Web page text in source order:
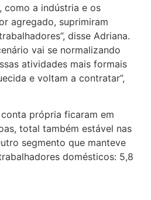
como a indústria e os
agregado, suprimiram
disse Adriana.
vai se normalizando
atividades mais formais
e voltam a contratar”,
própria ficaram em
total também estável nas
segmento que manteve
domésticos: 5,8